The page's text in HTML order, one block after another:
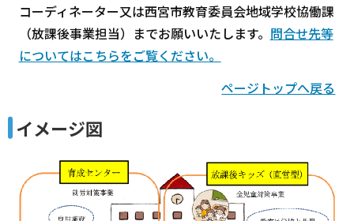
コーディネーター又は西宮市教育委員会地域学校協働課
（放課後事業担当）までお願いいたします。 問合せ先等
についてはこちらをご覧ください。
ページトップへ戻る
イメージ図